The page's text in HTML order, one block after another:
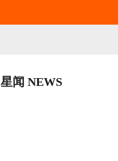
星闻 NEWS